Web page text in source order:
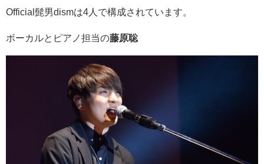
Official髭男dismは4人で構成されています。
ボーカルとピアノ担当の藤原聡